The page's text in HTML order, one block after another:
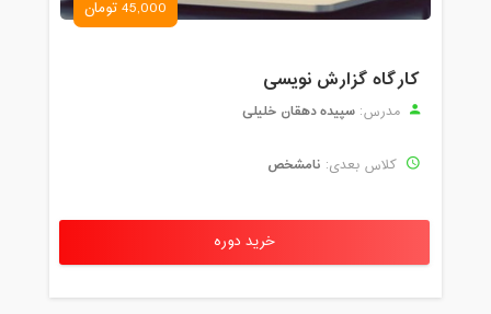
45,000 تومان
کارگاه گزارش نویسی
مدرس: سپیده دهقان خلیلی
کلاس بعدی: نامشخص
خرید دوره